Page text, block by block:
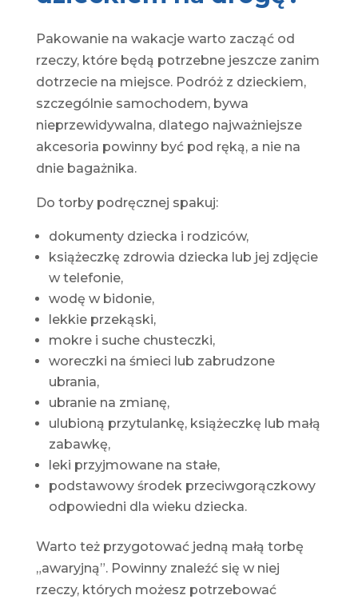
Pakowanie na wakacje warto zacząć od
rzeczy, które będą potrzebne jeszcze zanim
dotrzecie na miejsce. Podróż z dzieckiem,
szczególnie samochodem, bywa
nieprzewidywalna, dlatego najważniejsze
akcesoria powinny być pod ręką, a nie na
dnie bagażnika.
Do torby podręcznej spakuj:
dokumenty dziecka i rodziców,
książeczkę zdrowia dziecka lub jej zdjęcie
w telefonie,
wodę w bidonie,
lekkie przekąski,
mokre i suche chusteczki,
woreczki na śmieci lub zabrudzone
ubrania,
ubranie na zmianę,
ulubioną przytulankę, książeczkę lub małą
zabawkę,
leki przyjmowane na stałe,
podstawowy środek przeciwgorączkowy
odpowiedni dla wieku dziecka.
Warto też przygotować jedną małą torbę
„awaryjną”. Powinny znaleźć się w niej
rzeczy, których możesz potrzebować